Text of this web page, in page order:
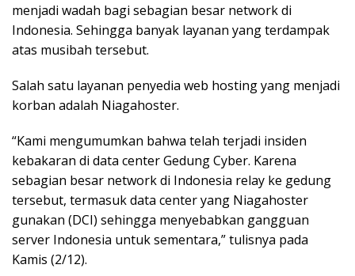
menjadi wadah bagi sebagian besar network di
Indonesia. Sehingga banyak layanan yang terdampak
atas musibah tersebut.
Salah satu layanan penyedia web hosting yang menjadi
korban adalah Niagahoster.
“Kami mengumumkan bahwa telah terjadi insiden
kebakaran di data center Gedung Cyber. Karena
sebagian besar network di Indonesia relay ke gedung
tersebut, termasuk data center yang Niagahoster
gunakan (DCI) sehingga menyebabkan gangguan
server Indonesia untuk sementara,” tulisnya pada
Kamis (2/12).